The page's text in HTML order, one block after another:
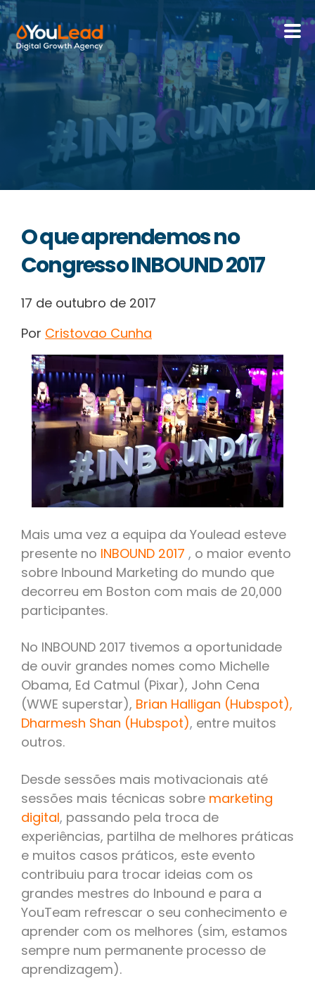
Sobre Nós
Serviços
HubSpot
Contactos
O que aprendemos no
Congresso INBOUND 2017
17 de outubro de 2017
Por Cristovao Cunha
Mais uma vez a equipa da Youlead esteve
presente no INBOUND 2017 , o maior evento
sobre Inbound Marketing do mundo que
decorreu em Boston com mais de 20,000
participantes.
No INBOUND 2017 tivemos a oportunidade
de ouvir grandes nomes como Michelle
Obama, Ed Catmul (Pixar), John Cena
(WWE superstar), Brian Halligan (Hubspot),
Dharmesh Shan (Hubspot), entre muitos
outros.
Desde sessões mais motivacionais até
sessões mais técnicas sobre marketing
digital, passando pela troca de
experiências, partilha de melhores práticas
e muitos casos práticos, este evento
contribuiu para trocar ideias com os
grandes mestres do Inbound e para a
YouTeam refrescar o seu conhecimento e
aprender com os melhores (sim, estamos
sempre num permanente processo de
aprendizagem).